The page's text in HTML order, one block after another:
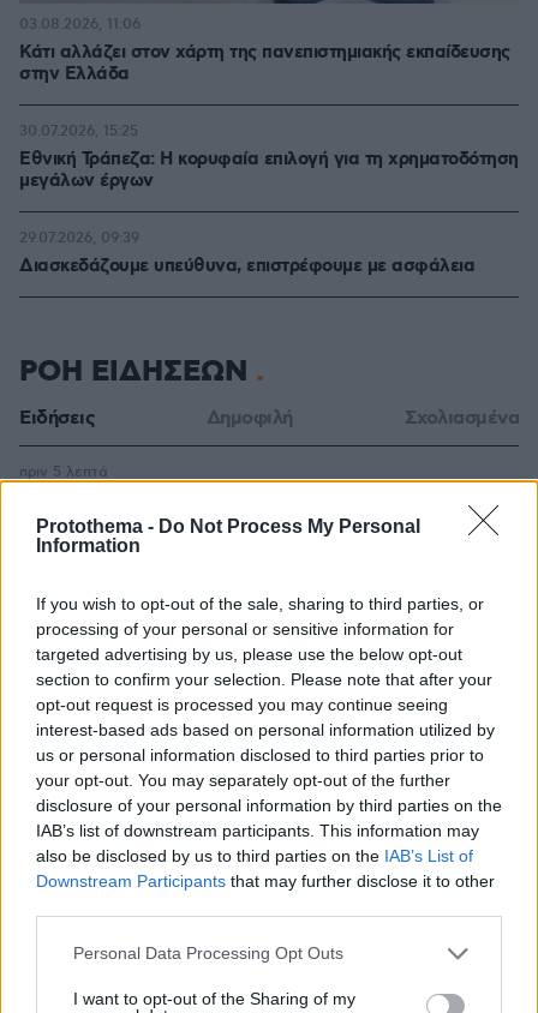
Protothema - Do Not Process My Personal
Information
If you wish to opt-out of the sale, sharing to third parties, or
processing of your personal or sensitive information for
targeted advertising by us, please use the below opt-out
section to confirm your selection. Please note that after your
opt-out request is processed you may continue seeing
interest-based ads based on personal information utilized by
us or personal information disclosed to third parties prior to
your opt-out. You may separately opt-out of the further
disclosure of your personal information by third parties on the
IAB’s list of downstream participants. This information may
also be disclosed by us to third parties on the IAB’s List of
Downstream Participants that may further disclose it to other
Please note that this website/app uses one or more Google
not limited to your visit or usage behaviour. You may click to
Personal Data Processing Opt Outs
I want to opt-out of the Sharing of my
Κάτι αλλάζει στον χάρτη της πανεπιστημιακής εκπαίδευσης
στην Ελλάδα
03.08.2026, 11:06
Εθνική Τράπεζα: Η κορυφαία επιλογή για τη χρηματοδότηση
μεγάλων έργων
30.07.2026, 15:25
Διασκεδάζουμε υπεύθυνα, επιστρέφουμε με ασφάλεια
29.07.2026, 09:39
ΡΟΗ ΕΙΔΗΣΕΩΝ
Ειδήσεις Δημοφιλή Σχολιασμένα
ηλεκτρικό πατίνι, μικρά σημάδια βελτίωσης
πριν 5 λεπτά
γιος της δεν πιστεύει στον Θεό: Η εξομολόγηση για τα
παιδιά της και η επίθεση στους γονείς της
Τα φρούτα που επιλέγουν 4 ενδοκρινολόγοι για
καλύτερο έλεγχο του σακχάρου – Το ένα μειώνει το
λίπος στην κοιλιά
πριν 7 λεπτά
Camila Cabello: Επέλεξε την Ελλάδα για τις διακοπές
της και τα beach look της είναι έμπνευση
πριν 8 λεπτά
Πώς η διατροφή της νέας μαμάς επηρεάζει το μητρικό
γάλα
πριν 9 λεπτά
ξεκολλήσετε
πριν 16 λεπτά